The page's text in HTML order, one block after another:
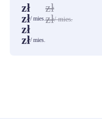
zł
zł/ mies.
zł
zł/ mies.
zł
zł/ mies.